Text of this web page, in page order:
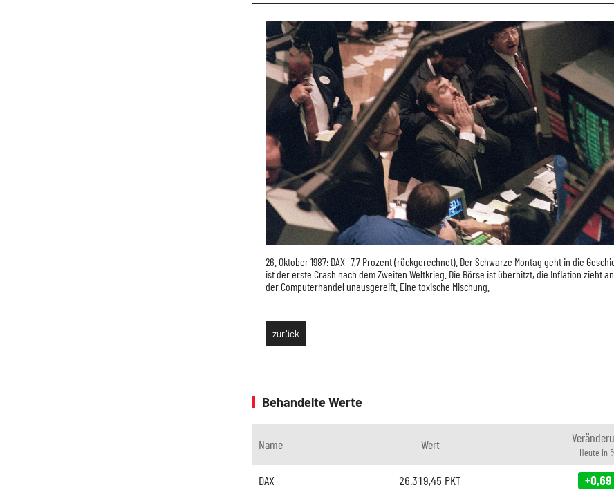
zurück
26. Oktober 1987: DAX -7,7 Prozent (rückgerechnet). Der Schwarze Montag geht in die
ist der erste Crash nach dem Zweiten Weltkrieg. Die Börse ist überhitzt, die Inflation zieht
der Computerhandel unausgereift. Eine toxische Mischung.
Behandelte Werte
Name Wert
Heute in
DAX 26.319,45 PKT +0,69